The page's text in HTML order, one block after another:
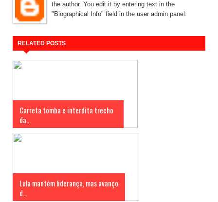
the author. You edit it by entering text in the
"Biographical Info" field in the user admin panel.
RELATED POSTS
Carreta tomba e interdita trecho
da...
Lula mantém liderança, mas avanço
d...